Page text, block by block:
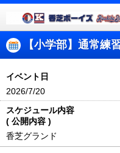
【小学部】通常練
イベント日
2026/7/20
スケジュール内容
( 公開内容 )
香芝グランド ※体験